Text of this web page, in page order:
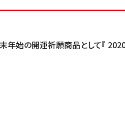
年始の開運祈願商品として『